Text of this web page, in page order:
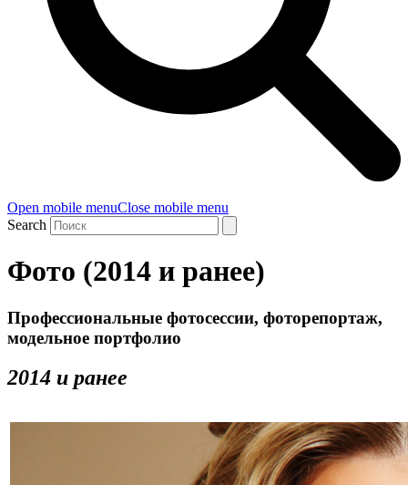
Open mobile menuClose mobile menu
Search
Фото (2014 и ранее)
Профессиональные фотосессии, фоторепортаж,
модельное портфолио
2014 и ранее